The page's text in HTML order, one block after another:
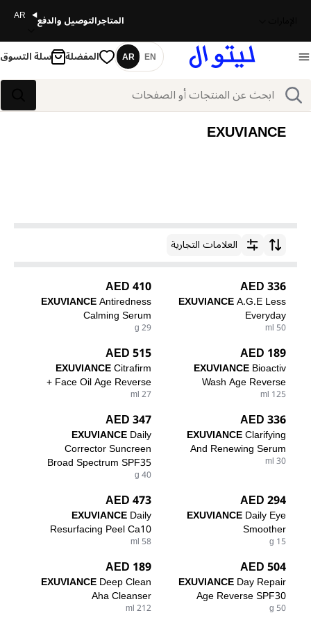
المتاجرالتوصيل والدفع AR
بحث
اللغة
EN
AR المفضلة سلة التسوق
EXUVIANCE
ترتيب حسبالعلامات التجارية
336 AED
EXUVIANCEA.G.E Less
Everyday
50 ml
410 AED
EXUVIANCEAntiredness
Calming Serum
29 g
189 AED
EXUVIANCEBioactiv
Wash Age Reverse
125 ml
515 AED
EXUVIANCECitrafirm
Face Oil Age Reverse +
27 ml
336 AED
EXUVIANCEClarifying
And Renewing Serum
30 ml
347 AED
EXUVIANCEDaily
Corrector Suncreen
Broad Spectrum SPF35
40 g
294 AED
EXUVIANCEDaily Eye
Smoother
15 g
473 AED
EXUVIANCEDaily
Resurfacing Peel Ca10
58 ml
504 AED
EXUVIANCEDay Repair
Age Reverse SPF30
50 g
189 AED
EXUVIANCEDeep Clean
Aha Cleanser
212 ml